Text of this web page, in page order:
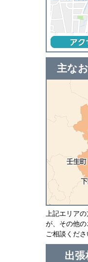
主な
上記エリア
が、その他
ご相談くださ
出張